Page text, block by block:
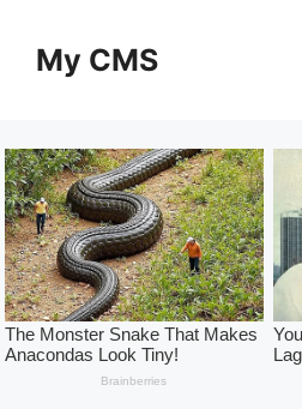
contentMy CMS